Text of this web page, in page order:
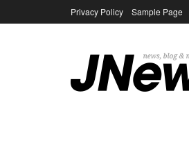
Privacy Policy Sample Page